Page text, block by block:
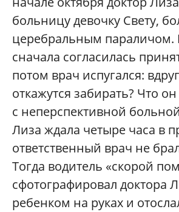
больницу девочку Свету,
церебральным параличом.
сначала согласилась
потом врач испугался:
откажутся забирать? Что
с неперспективной
Лиза ждала четыре часа в
ответственный врач не
Тогда водитель «скорой
сфотографировал доктора
ребенком на руках и